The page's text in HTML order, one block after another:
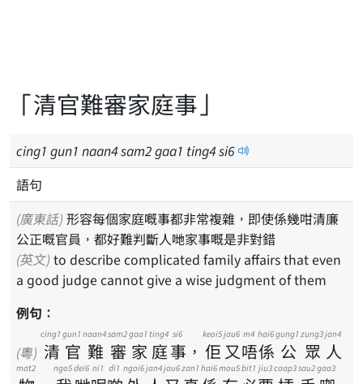
「清官難審家庭事」
cing1 gun1 naan4sam2gaa1 ting4si6
語句
(廣東話)
公正嘅官員，都好難判斷人哋家事嘅是非對錯
(英文)
a good judge cannot give a wise judgment of them
例句：
(粵) 清
cing1
官
gun1
難
naan4
審
sam2
家
gaa1
庭
ting4
事
si6
， 佢
keoi5
又
jau6
唔
m4
係
hai6
公
gung1
眾
zung3
人
jan4
mat2 ngo5dei6 ni1 di1 ngoi6jan4jau6 zan1 hai6mou5bit1 jiu3caap3 sau2gaa3